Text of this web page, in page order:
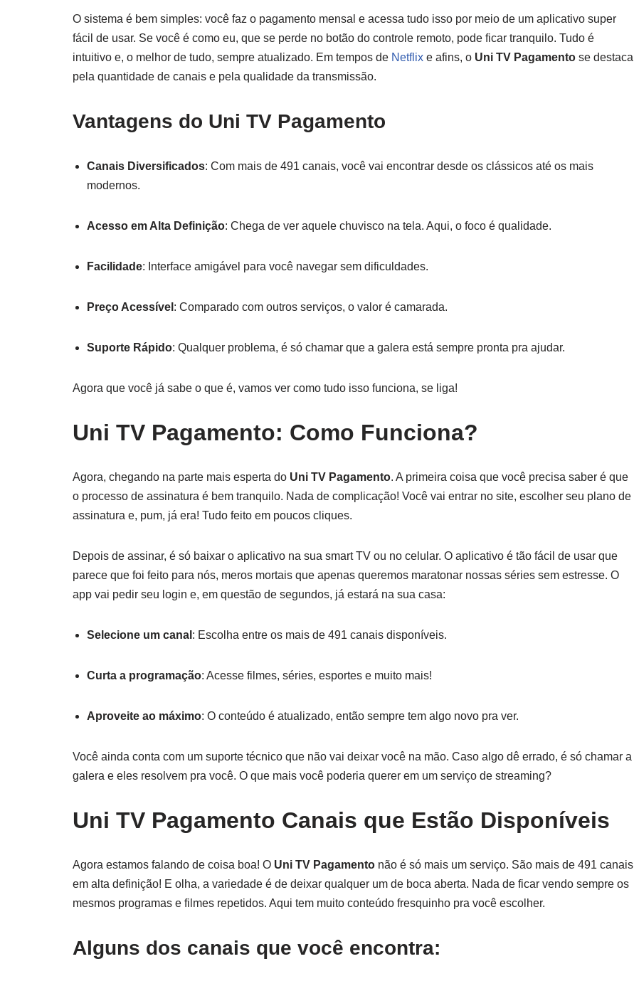
O sistema é bem simples: você faz o pagamento mensal e acessa tudo isso por meio de um aplicativo super
fácil de usar. Se você é como eu, que se perde no botão do controle remoto, pode ficar tranquilo. Tudo é
intuitivo e, o melhor de tudo, sempre atualizado. Em tempos de Netflix e afins, o Uni TV Pagamento se destaca
pela quantidade de canais e pela qualidade da transmissão.
Vantagens do Uni TV Pagamento
Canais Diversificados: Com mais de 491 canais, você vai encontrar desde os clássicos até os mais
modernos.
Acesso em Alta Definição: Chega de ver aquele chuvisco na tela. Aqui, o foco é qualidade.
Facilidade: Interface amigável para você navegar sem dificuldades.
Preço Acessível : Comparado com outros serviços, o valor é camarada.
Suporte Rápido: Qualquer problema, é só chamar que a galera está sempre pronta pra ajudar.
Agora que você já sabe o que é, vamos ver como tudo isso funciona, se liga!
Uni TV Pagamento: Como Funciona?
Agora, chegando na parte mais esperta do Uni TV Pagamento. A primeira coisa que você precisa saber é que
o processo de assinatura é bem tranquilo. Nada de complicação! Você vai entrar no site, escolher seu plano de
assinatura e, pum, já era! Tudo feito em poucos cliques.
Depois de assinar, é só baixar o aplicativo na sua smart TV ou no celular. O aplicativo é tão fácil de usar que
parece que foi feito para nós, meros mortais que apenas queremos maratonar nossas séries sem estresse. O
app vai pedir seu login e, em questão de segundos, já estará na sua casa:
Selecione um canal : Escolha entre os mais de 491 canais disponíveis.
Curta a programação: Acesse filmes, séries, esportes e muito mais!
Aproveite ao máximo: O conteúdo é atualizado, então sempre tem algo novo pra ver.
Você ainda conta com um suporte técnico que não vai deixar você na mão. Caso algo dê errado, é só chamar a
galera e eles resolvem pra você. O que mais você poderia querer em um serviço de streaming?
Uni TV Pagamento Canais que Estão Disponíveis
Agora estamos falando de coisa boa! O Uni TV Pagamento não é só mais um serviço. São mais de 491 canais
em alta definição! E olha, a variedade é de deixar qualquer um de boca aberta. Nada de ficar vendo sempre os
mesmos programas e filmes repetidos. Aqui tem muito conteúdo fresquinho pra você escolher.
Alguns dos canais que você encontra: